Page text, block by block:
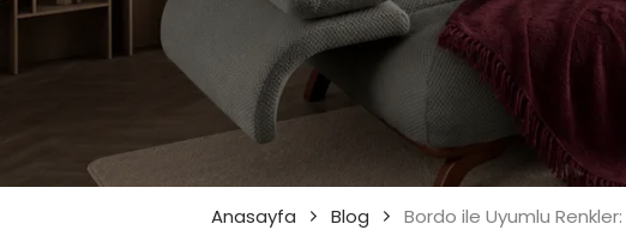
Anasayfa Blog Bordo ile Uyumlu